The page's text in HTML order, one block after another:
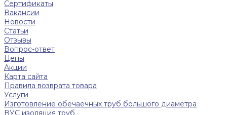
Сертификаты
Вакансии
Новости
Статьи
Отзывы
Вопрос-ответ
Цены
Акции
Карта сайта
Правила возврата товара
Услуги
Изготовление обечаечных труб большого диаметра
ВУС изоляция труб